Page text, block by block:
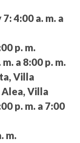
7: 4:00 a. m. a
p. m.
m. a 8:00 p. m.
Villa
Alea, Villa
p. m. a 7:00
m.